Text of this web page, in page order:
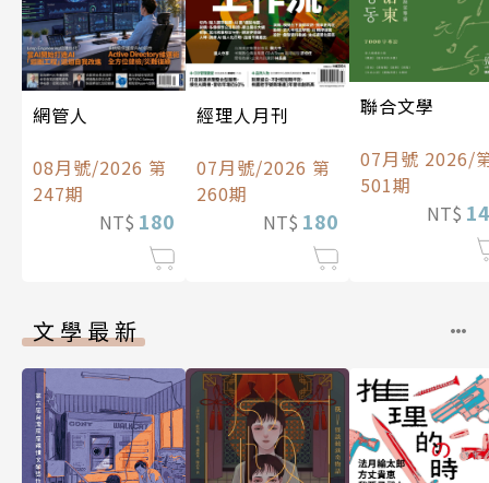
網管人
08月號/2026 第
247期
NT$ 180
經理人月刊
07月號/2026 第
260期
NT$ 180
聯合文學
07月號 2026/
501期
NT$
文學最新